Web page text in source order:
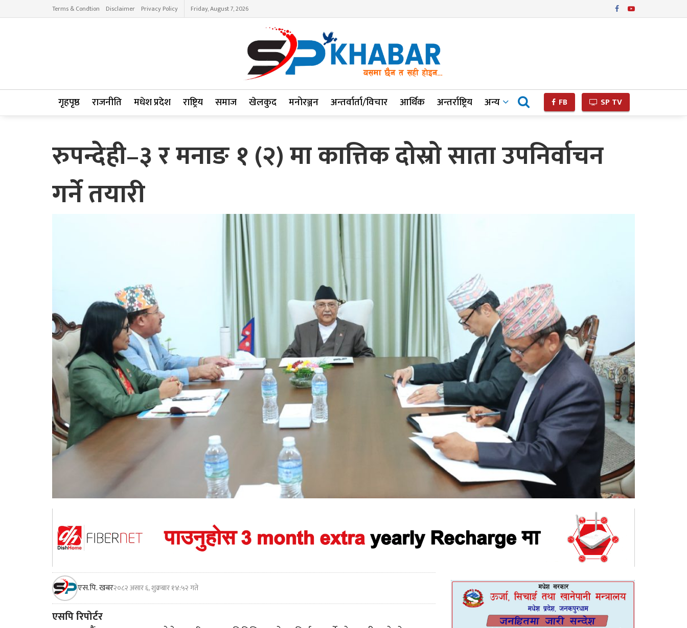
Terms & Condtion Disclaimer Privacy Policy Friday, August 7, 2026
गृहपृष्ठ राजनीति मधेश प्रदेश राष्ट्रिय समाज खेलकुद मनोरञ्जन अन्तर्वार्ता/विचार आर्थिक अन्तर्राष्ट्रिय अन्य FB SP TV
रुपन्देही–३ र मनाङ १ (२) मा कात्तिक दोस्रो साता उपनिर्वाचन
गर्ने तयारी
एस.पि. खबर२०८२ असार ६, शुक्रबार १४:५२ गते
एसपि रिपोर्टर